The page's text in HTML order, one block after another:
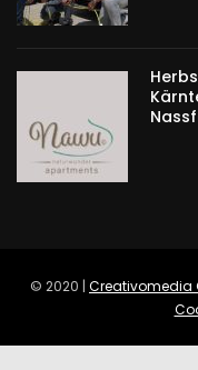
© 2020 | Creativomedia